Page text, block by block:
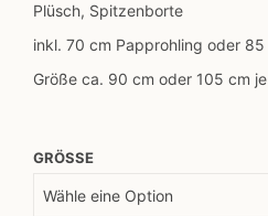
Plüsch, Spitzenborte
inkl. 70 cm Papprohling oder 85
Größe ca. 90 cm oder 105 cm
GRÖSSE